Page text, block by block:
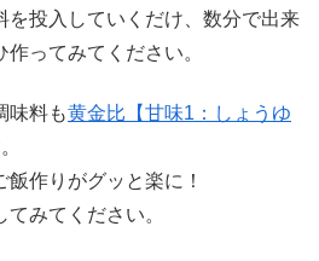
を投入していくだけ、数分で出来
作ってみてください。
味料も黄金比【甘味1：しょうゆ
作りがグッと楽に！
みてください。